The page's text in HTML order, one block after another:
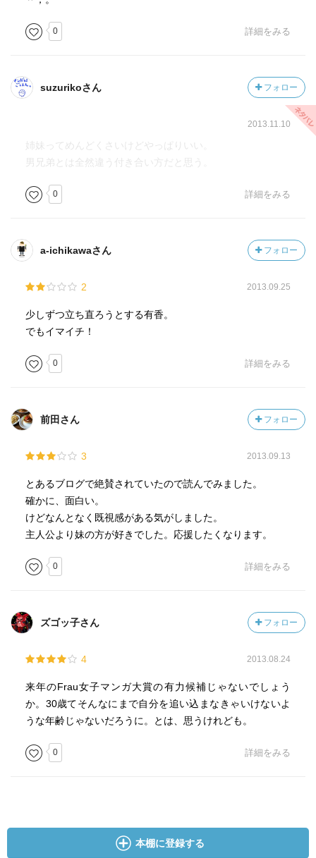
0 詳細をみる
suzurikoさん フォロー
2013.11.10
姉妹ってめんどくさいけどやっぱりいい。
男兄弟とは全然違う付き合い方だと思う。
0 詳細をみる
a-ichikawaさん フォロー
2 2013.09.25
少しずつ立ち直ろうとする有香。
でもイマイチ！
0 詳細をみる
前田さん フォロー
3 2013.09.13
とあるブログで絶賛されていたので読んでみました。
確かに、面白い。
けどなんとなく既視感がある気がしました。
主人公より妹の方が好きでした。応援したくなります。
0 詳細をみる
ズゴッ子さん フォロー
4 2013.08.24
来年のFrau女子マンガ大賞の有力候補じゃないでしょう
か。30歳てそんなにまで自分を追い込まなきゃいけないよ
うな年齢じゃないだろうに。とは、思うけれども。
0 詳細をみる
本棚に登録する